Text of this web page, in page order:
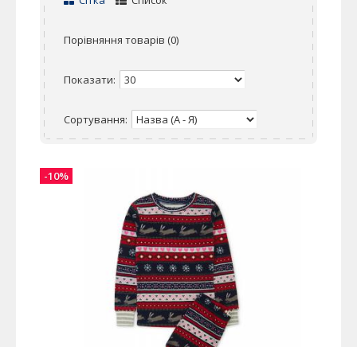
Порівняння товарів (0)
Показати:
Сортування:
-10%